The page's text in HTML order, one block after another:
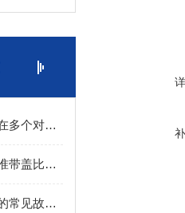
石英标准带盖比色皿在多个对精度与纯净度要求严苛的行业中大放异彩
注意了！存放石英标准带盖比色皿时这些要点要牢记
石英标准带盖比色皿的常见故障相应解决方法分享